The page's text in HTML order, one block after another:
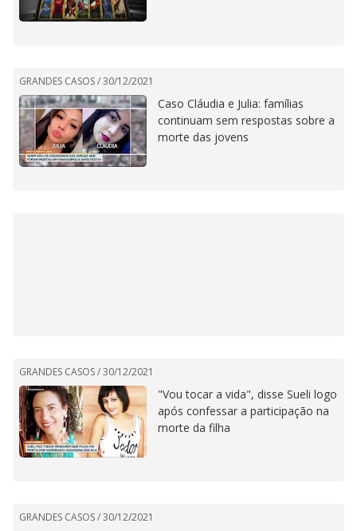
GRANDES CASOS /30/12/2021
Caso Cláudia e Julia: famílias
continuam sem respostas sobre a
morte das jovens
GRANDES CASOS /30/12/2021
"Vou tocar a vida", disse Sueli logo
após confessar a participação na
morte da filha
GRANDES CASOS /30/12/2021